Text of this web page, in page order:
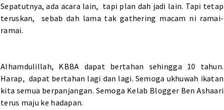
Sepatutnya, ada acara lain, tapi plan dah jadi lain. Tapi tetap
teruskan, sebab dah lama tak gathering macam ni ramai-
ramai.
Alhamdulillah, KBBA dapat bertahan sehingga 10 tahun.
Harap, dapat bertahan lagi dan lagi. Semoga ukhuwah ikatan
kita semua berpanjangan. Semoga Kelab Blogger Ben Ashaari
terus maju ke hadapan.